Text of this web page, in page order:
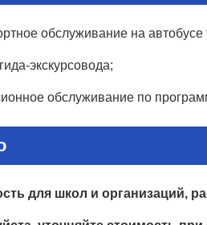
обслуживание на автобусе
экскурсовода;
обслуживание по
для школ и организаций,